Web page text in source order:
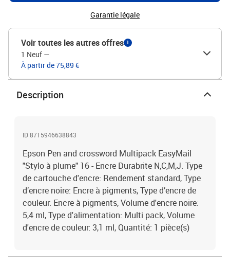
Garantie légale
Voir toutes les autres offres 1
1 Neuf —
À partir de 75,89 €
Description
ID 8715946638843
Epson Pen and crossword Multipack EasyMail
"Stylo à plume" 16 - Encre Durabrite N,C,M,J. Type
de cartouche d'encre: Rendement standard, Type
d’encre noire: Encre à pigments, Type d’encre de
couleur: Encre à pigments, Volume d'encre noire:
5,4 ml, Type d'alimentation: Multi pack, Volume
d'encre de couleur: 3,1 ml, Quantité: 1 pièce(s)